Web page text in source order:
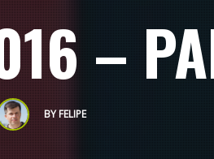
–
BYFELIPE